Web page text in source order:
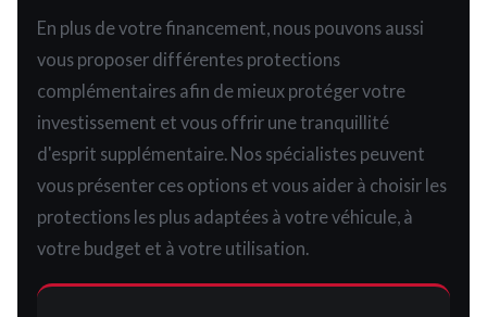
En plus de votre financement, nous pouvons aussi
vous proposer différentes protections
complémentaires afin de mieux protéger votre
investissement et vous offrir une tranquillité
d'esprit supplémentaire. Nos spécialistes peuvent
vous présenter ces options et vous aider à choisir les
protections les plus adaptées à votre véhicule, à
votre budget et à votre utilisation.